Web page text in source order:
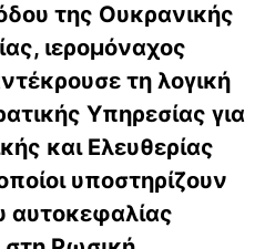
της Ουκρανικής
ιερομόναχος
τη λογική
Υπηρεσίας για
και Ελευθερίας
υποστηρίζουν
αυτοκεφαλίας